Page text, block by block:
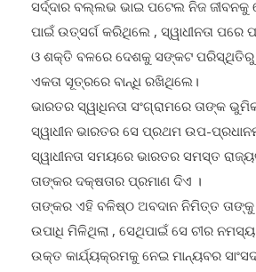
ସର୍ଦ୍ଦାର ବଲ୍ଲଭ ଭାଇ ପଟେଲ ନିଜ ଜୀବନକୁ
ପାଇଁ ଉତ୍ସର୍ଗ କରିଥିଲେ , ସ୍ୱାଧୀନତା ପରେ
ଓ ଶକ୍ତି ବଳରେ ଦେଶକୁ ସଙ୍କଟ ପରିସ୍ଥିତିରୁ
ଏକତା ସୂତ୍ରରେ ବାନ୍ଧି ରଖିଥିଲେ।
ଭାରତର ସ୍ୱାଧିନତା ସଂଗ୍ରାମରେ ତାଙ୍କ
ସ୍ୱାଧୀନ ଭାରତର ସେ ପ୍ରଥମ ଉପ-
ସ୍ୱାଧୀନତା ସମୟରେ ଭାରତର ସମସ୍ତ
ତାଙ୍କର ଦକ୍ଷତାର ପ୍ରମାଣ ଦିଏ ।
ତାଙ୍କର ଏହି ବଳିଷ୍ଠ ଅବଦାନ ନିମିତ୍ତ ତାଙ୍କୁ
ଉପାଧି ମିଳିଥିଲା , ସେଥିପାଇଁ ସେ ଚୀର